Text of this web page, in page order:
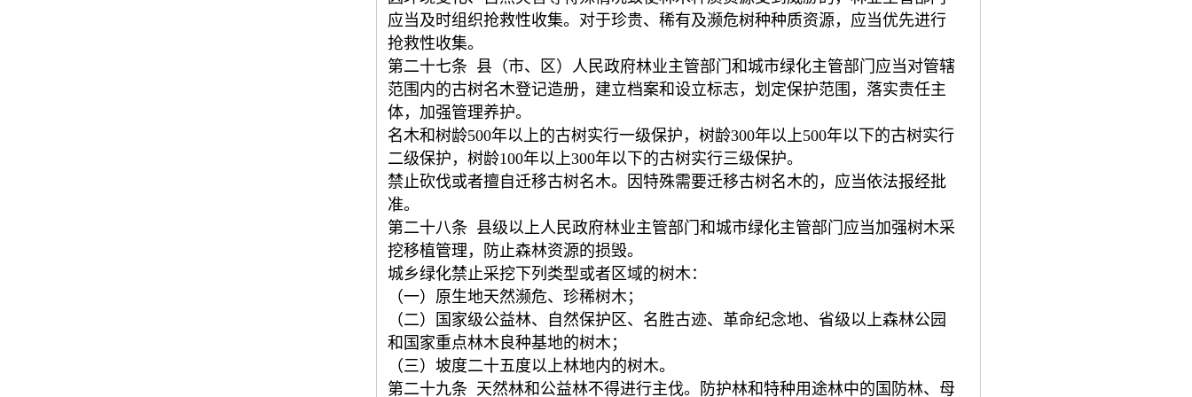
应当及时组织抢救性收集。对于珍贵、稀有及濒危树种种质资源，应当优先进行
抢救性收集。
第二十七条 县（市、区）人民政府林业主管部门和城市绿化主管部门应当对管辖
范围内的古树名木登记造册，建立档案和设立标志，划定保护范围，落实责任主
体，加强管理养护。
名木和树龄500年以上的古树实行一级保护，树龄300年以上500年以下的古树实行
二级保护，树龄100年以上300年以下的古树实行三级保护。
禁止砍伐或者擅自迁移古树名木。因特殊需要迁移古树名木的，应当依法报经批
准。
第二十八条 县级以上人民政府林业主管部门和城市绿化主管部门应当加强树木采
挖移植管理，防止森林资源的损毁。
城乡绿化禁止采挖下列类型或者区域的树木：
（一）原生地天然濒危、珍稀树木；
（二）国家级公益林、自然保护区、名胜古迹、革命纪念地、省级以上森林公园
和国家重点林木良种基地的树木；
（三）坡度二十五度以上林地内的树木。
第二十九条 天然林和公益林不得进行主伐。防护林和特种用途林中的国防林、母